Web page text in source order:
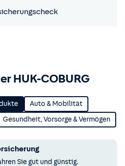
HUK-COBURG
Auto & Mobilität
Gesundheit, Vorsorge & Vermögen
Sie gut und günstig.